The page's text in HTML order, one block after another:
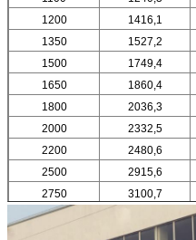
1200
1416,1
1350
1527,2
1500
1749,4
1650
1860,4
1800
2036,3
2000
2332,5
2200
2480,6
2500
2915,6
2750
3100,7